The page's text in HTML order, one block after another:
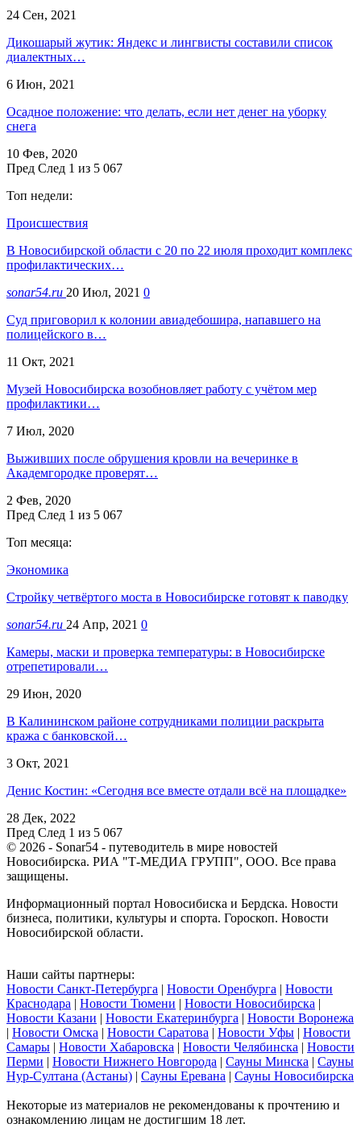
24 Сен, 2021
Дикошарый жутик: Яндекс и лингвисты составили список
диалектных…
6 Июн, 2021
Осадное положение: что делать, если нет денег на уборку
снега
10 Фев, 2020
Пред След 1 из 5 067
Топ недели:
Происшествия
В Новосибирской области с 20 по 22 июля проходит комплекс
профилактических…
sonar54.ru 20 Июл, 2021 0
Суд приговорил к колонии авиадебошира, напавшего на
полицейского в…
11 Окт, 2021
Музей Новосибирска возобновляет работу с учётом мер
профилактики…
7 Июл, 2020
Выживших после обрушения кровли на вечеринке в
Академгородке проверят…
2 Фев, 2020
Пред След 1 из 5 067
Топ месяца:
Экономика
Стройку четвёртого моста в Новосибирске готовят к паводку
sonar54.ru 24 Апр, 2021 0
Камеры, маски и проверка температуры: в Новосибирске
отрепетировали…
29 Июн, 2020
В Калининском районе сотрудниками полиции раскрыта
кража с банковской…
3 Окт, 2021
Денис Костин: «Сегодня все вместе отдали всё на площадке»
28 Дек, 2022
Пред След 1 из 5 067
© 2026 - Sonar54 - путеводитель в мире новостей
Новосибирска. РИА "Т-МЕДИА ГРУПП", ООО. Все права
защищены.
Информационный портал Новосибиска и Бердска. Новости
бизнеса, политики, культуры и спорта. Гороскоп. Новости
Новосибирской области.
Наши сайты партнеры:
Новости Санкт-Петербурга | Новости Оренбурга | Новости
Краснодара | Новости Тюмени | Новости Новосибирска |
Новости Казани | Новости Екатеринбурга | Новости Воронежа
| Новости Омска | Новости Саратова | Новости Уфы | Новости
Самары | Новости Хабаровска | Новости Челябинска | Новости
Перми | Новости Нижнего Новгорода | Сауны Минска | Сауны
Нур-Султана (Астаны) | Сауны Еревана | Сауны Новосибирска
Некоторые из материалов не рекомендованы к прочтению и
ознакомлению лицам не достигшим 18 лет.